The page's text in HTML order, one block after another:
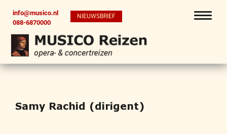
info@musico.nl
088-6870000
NIEUWSBRIEF
Samy Rachid (dirigent)